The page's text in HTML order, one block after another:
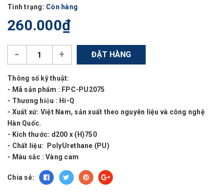
Tình trạng: Còn hàng
260.000₫
- + ĐẶT HÀNG
Thông số kỹ thuật:
- Mã sản phẩm : FPC-PU2075
- Thương hiệu : Hi-Q
- Xuất xứ: Việt Nam, sản xuất theo nguyên liệu và công nghệ
Hàn Quốc.
- Kích thước: d200 x (H)750
- Chất liệu: PolyUrethane (PU)
- Màu sắc : Vàng cam
Chia sẻ: